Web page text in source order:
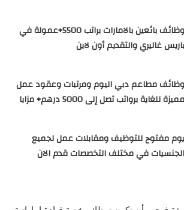
وظائف بائعين بالامارات براتب 5500+عمولة في
باريس غاليري والتقديم أون لاين
وظائف مطاعم دبي اليوم ومرتبات وعقود عمل
مميزة للغاية برواتب تصل إلى 5000 درهم+ مزايا
يوم مفتوح للتوظيف ومقابلات عمل لجميع
الجنسيات في مختلف التخصصات قدم الان